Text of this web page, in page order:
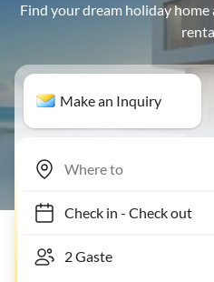
Find your dream holiday
Make an Inquiry
Check in- Check out